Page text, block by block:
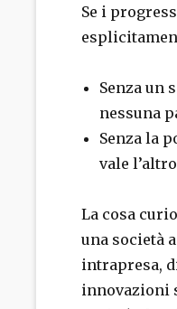
Se i
Senza un
nessuna
Senza la
vale
La cosa
una società
intrapresa,
innovazioni